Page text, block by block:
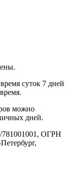
суток 7 дней
можно
дней.
ОГРН